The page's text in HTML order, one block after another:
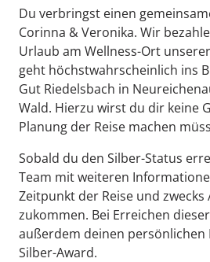
Du verbringst einen
Corinna & Veronika. Wir
Urlaub am Wellness-Ort
geht höchstwahrscheinlich ins
Gut Riedelsbach in
Wald. Hierzu wirst du dir keine
Planung der Reise machen
Sobald du den Silber-Status
Team mit weiteren
Zeitpunkt der Reise und
zukommen. Bei Erreichen
außerdem deinen persönlichen
Silber-Award.